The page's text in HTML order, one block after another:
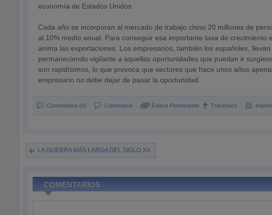
economía de Estados Unidos.
Cada año se incorporan al mercado de trabajo chino 20 millones de
al 10% medio anual. Para conseguir esa importante tasa de
anima las exportaciones. Los empresarios, también los españoles,
permaneciendo vigilante a aquellas oportunidades que puedan ir
son rapidísimos, lo que provoca que sectores que hace unos años
empresario no debe dejar de pasar la oportunidad.
Comentarios (6) Comentario Enlace Permanente Trackback
LA GUERRA MÁS LARGA DEL SIGLO XX
COMENTARIOS